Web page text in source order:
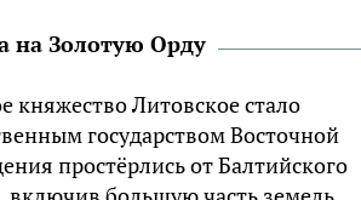
на Золотую Орду
княжество Литовское стало
государством Восточной
простёрлись от Балтийского